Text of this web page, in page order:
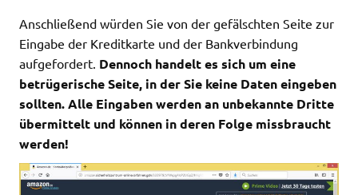
Anschließend würden Sie von der gefälschten Seite zur
Eingabe der Kreditkarte und der Bankverbindung
aufgefordert. Dennoch handelt es sich um eine
betrügerische Seite, in der Sie keine Daten eingeben
sollten. Alle Eingaben werden an unbekannte Dritte
übermittelt und können in deren Folge missbraucht
werden!